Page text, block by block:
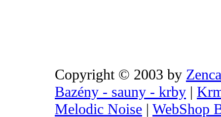
Copyright © 2003 by
Bazény - sauny - krby |
Melodic Noise | WebShop